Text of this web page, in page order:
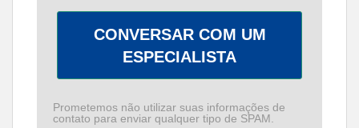
CONVERSAR COM UM
ESPECIALISTA
Prometemos não utilizar suas informações de
contato para enviar qualquer tipo de SPAM.